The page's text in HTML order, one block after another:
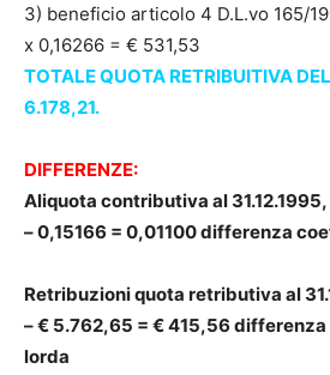
3) beneficio articolo 4 D.L.vo 165/
x 0,16266 = € 531,53
TOTALE QUOTA RETRIBUITIVA
6.178,21.
DIFFERENZE:
Aliquota contributiva al
– 0,15166 = 0,01100 differenza
Retribuzioni quota retributiva al
– € 5.762,65 = € 415,56 differenza
lorda